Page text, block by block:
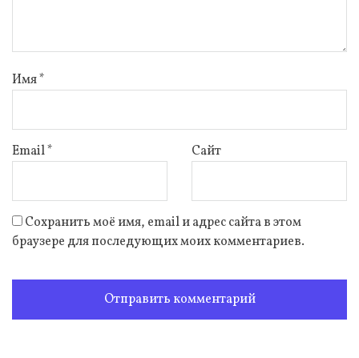
Имя*
Email* Сайт
Сохранить моё имя, email и адрес сайта в этом
браузере для последующих моих комментариев.